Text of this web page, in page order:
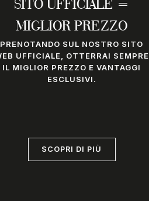
SITO UFFICIALE =
MIGLIOR PREZZO
PRENOTANDO SUL NOSTRO SITO
UFFICIALE, OTTERRAI SEMPRE
IL MIGLIOR PREZZO E VANTAGGI
ESCLUSIVI.
SCOPRI DI PIÙ